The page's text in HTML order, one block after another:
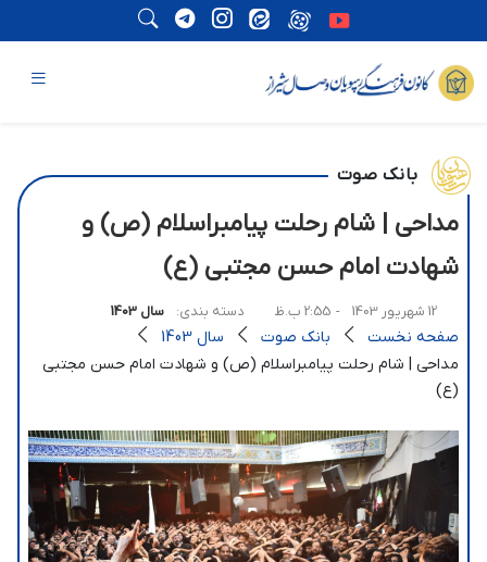
بانک صوت
مداحی | شام رحلت پیامبراسلام (ص) و
شهادت امام حسن مجتبی (ع)
12 شهریور 1403 - 2:55 ب.ظ دسته بندی: سال 1403
صفحه نخست بانک صوت
سال 1403
مداحی | شام رحلت پیامبراسلام (ص) و شهادت امام حسن مجتبی
(ع)